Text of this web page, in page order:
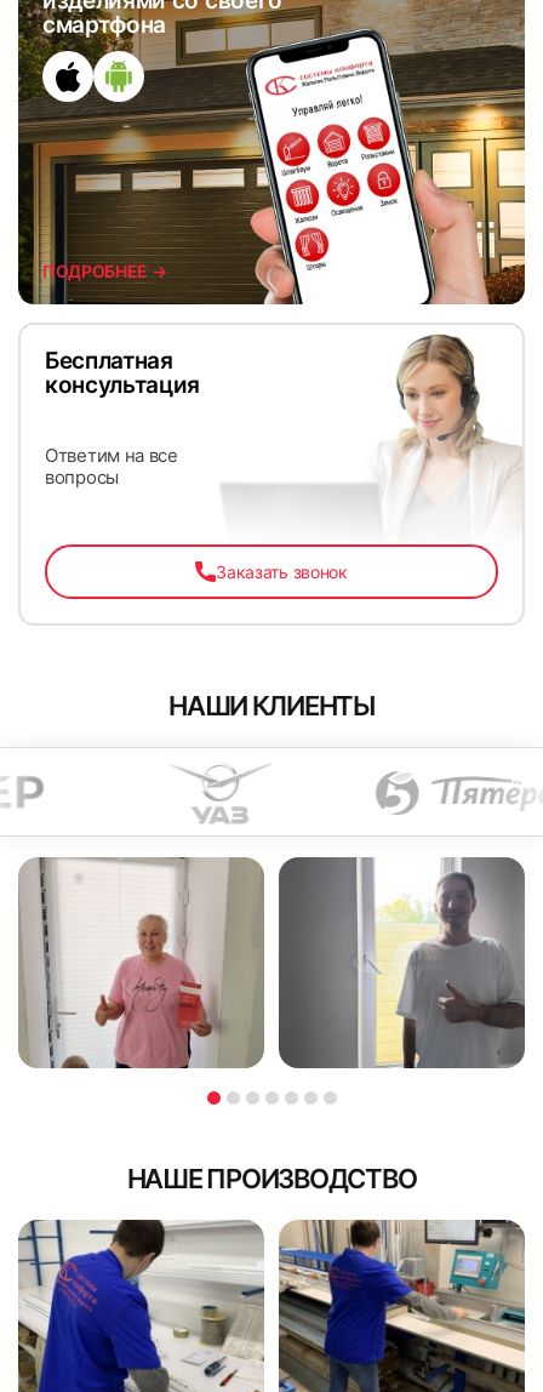
смартфона
ПОДРОБНЕЕ →
Бесплатная
консультация
Ответим на все
вопросы
Заказать звонок
НАШИ КЛИЕНТЫ
НАШЕ ПРОИЗВОДСТВО